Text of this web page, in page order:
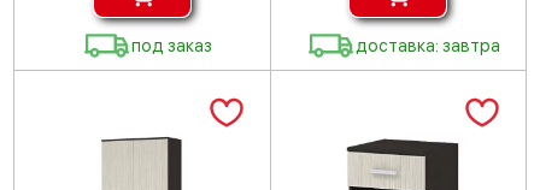
под заказ доставка: завтра